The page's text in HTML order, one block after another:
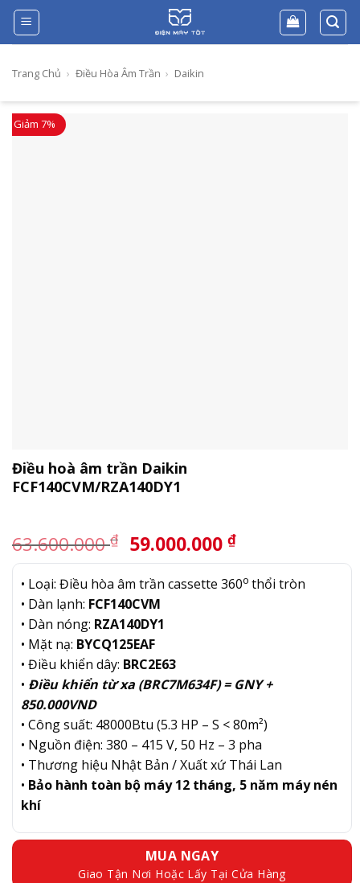
Skip
content
Trang Chủ › Điều Hòa Âm Trần › Daikin
Giảm 7%
Điều hoà âm trần Daikin
FCF140CVM/RZA140DY1
63.600.000₫ Giá
gốc
là:
63.600.000 ₫.
59.000.000 ₫Giá
hiện
tại
• Loại: Điều hòa âm trần cassette 360o thổi tròn
• Dàn lạnh: FCF140CVM
• Dàn nóng: RZA140DY1
• Mặt nạ: BYCQ125EAF
• Điều khiển dây: BRC2E63
• Điều khiển từ xa (BRC7M634F) = GNY +
850.000VND
• Công suất: 48000Btu (5.3 HP – S < 80m²)
• Nguồn điện: 380 – 415 V, 50 Hz – 3 pha
• Thương hiệu Nhật Bản / Xuất xứ Thái Lan
• Bảo hành toàn bộ máy 12 tháng, 5 năm máy nén
khí
MUA NGAY
Giao Tận Nơi Hoặc Lấy Tại Cửa Hàng